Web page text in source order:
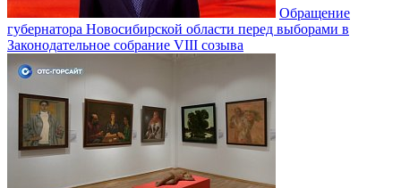
Обращение
губернатора Новосибирской области перед выборами в
Законодательное собрание VIII созыва